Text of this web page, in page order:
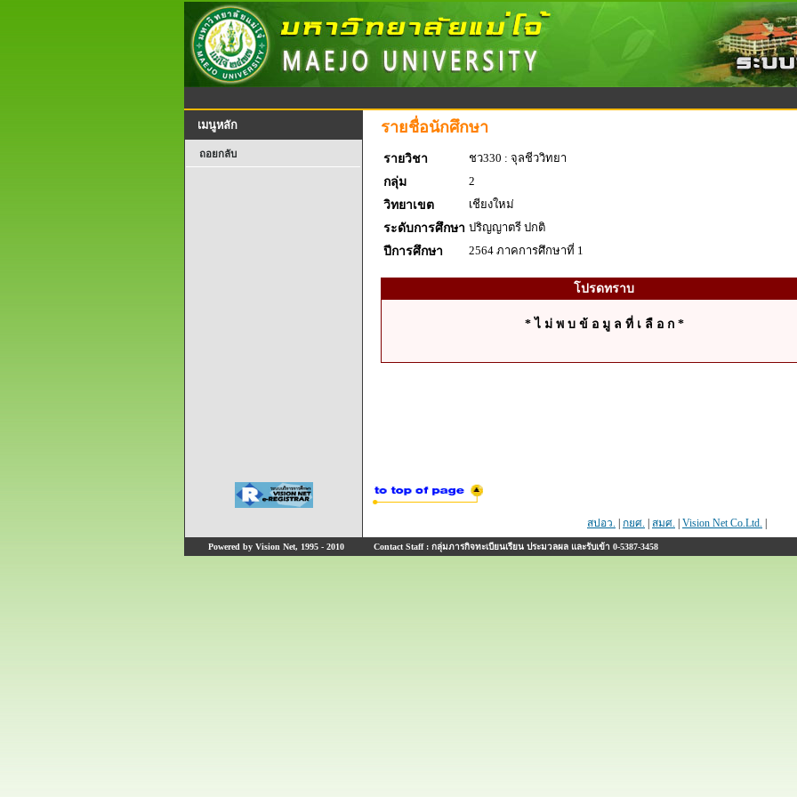
เมนูหลัก
ถอยกลับ
รายชื่อนักศึกษา
รายวิชา
ชว330 : จุลชีววิทยา
กลุ่ม
2
วิทยาเขต
เชียงใหม่
ระดับการศึกษา ปริญญาตรี ปกติ
ปีการศึกษา
2564 ภาคการศึกษาที่ 1
โปรดทราบ
* ไ ม่ พ บ ข้ อ มู ล ที่ เ ลื อ ก *
สปอว. กยศ. สมศ. Vision Net Co.Ltd.
Powered by Vision Net, 1995 - 2010 Contact Staff : กลุ่มภารกิจทะเบียนเรียน ประมวลผล และรับเข้า 0-5387-3458